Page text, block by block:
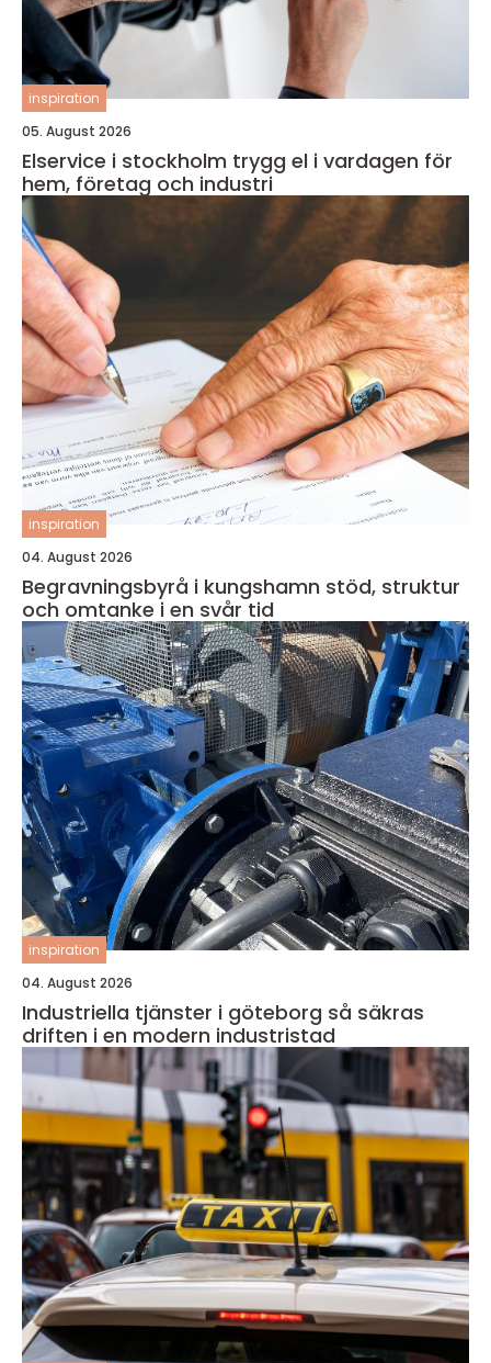
inspiration
05. August 2026
Elservice i stockholm trygg el i vardagen för
hem, företag och industri
inspiration
04. August 2026
Begravningsbyrå i kungshamn stöd, struktur
och omtanke i en svår tid
inspiration
04. August 2026
Industriella tjänster i göteborg så säkras
driften i en modern industristad